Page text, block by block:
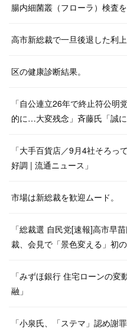
腸内細菌叢（フローラ）検査を
高市新総裁で一旦後退した利上
区の健康診断結果。
「自公連立26年で終止符公
的に…大変残念」斉藤氏「誠
「大手百貨店／9月4社そろっ
好調 | 流通ニュース」
市場は新総裁を歓迎ムード。
「総裁選 自民党[速報]高市早
裁、会見で「景色変える」初
「みずほ銀行 住宅ローンの
融」
「小泉氏、「ステマ」認め謝